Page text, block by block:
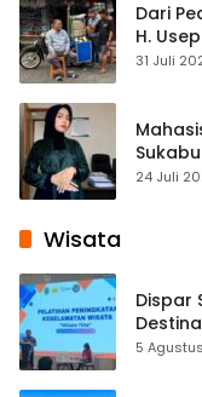
Dari
H.
Cisaat
31 Juli
24 Juli
Wisata
Dispar
hingga
5